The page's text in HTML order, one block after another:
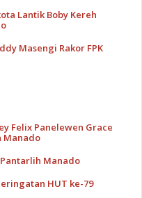
Lantik Boby Kereh
Masengi Rakor FPK
Felix Panelewen Grace
Manado
Manado
HUT ke-79